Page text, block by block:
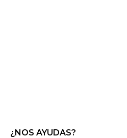
¿NOS AYUDAS?